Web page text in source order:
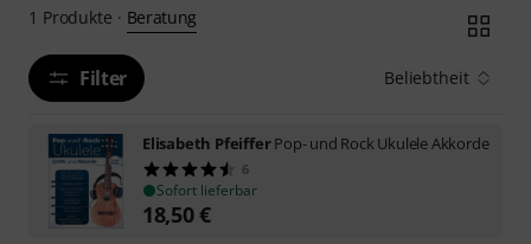
1 Produkte · Beratung
Filter Beliebtheit
Elisabeth PfeifferPop- und Rock Ukulele Akkorde
6
Sofort lieferbar
18,50€